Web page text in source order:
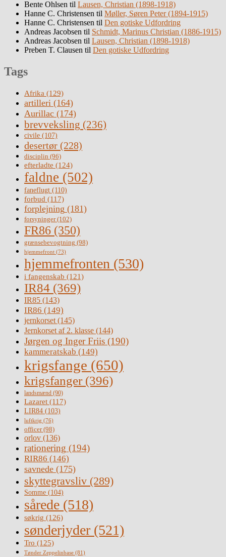
Bente Ohlsen til Lausen, Christian (1898-1918)
Hanne C. Christensen til Møller, Søren Peter (1894-1915)
Hanne C. Christensen til Den gotiske Udfordring
Andreas Jacobsen til Schmidt, Marinus Christian (1886-1915)
Andreas Jacobsen til Lausen, Christian (1898-1918)
Preben T. Clausen til Den gotiske Udfordring
Tags
Afrika (129)
artilleri (164)
Aurillac (174)
brevveksling (236)
civile (107)
desertør (228)
disciplin (96)
efterladte (124)
faldne (502)
faneflugt (110)
forbud (117)
forplejning (181)
forsyninger(102)
FR86 (350)
grænsebevogtning (98)
hjemmefront (73)
hjemmefronten (530)
i fangenskab (121)
IR84 (369)
IR85 (143)
IR86 (149)
jernkorset(145)
Jernkorset af 2. klasse (144)
Jørgen og Inger Friis (190)
kammeratskab (149)
krigsfange (650)
krigsfanger (396)
landsmænd (90)
Lazaret (117)
LIR84 (103)
luftkrig (76)
officer(98)
orlov (136)
rationering (194)
RIR86 (146)
savnede (175)
skyttegravsliv (289)
Somme (104)
sårede (518)
søkrig (126)
sønderjyder (521)
Tro (125)
Tønder Zeppelinbase (81)